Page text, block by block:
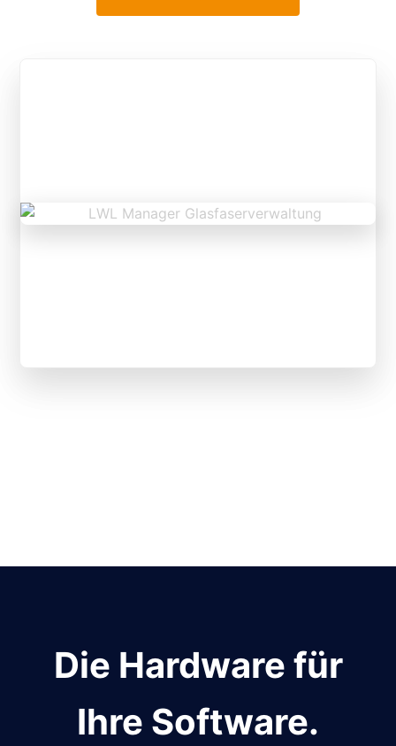
Die Hardware für
Ihre Software.